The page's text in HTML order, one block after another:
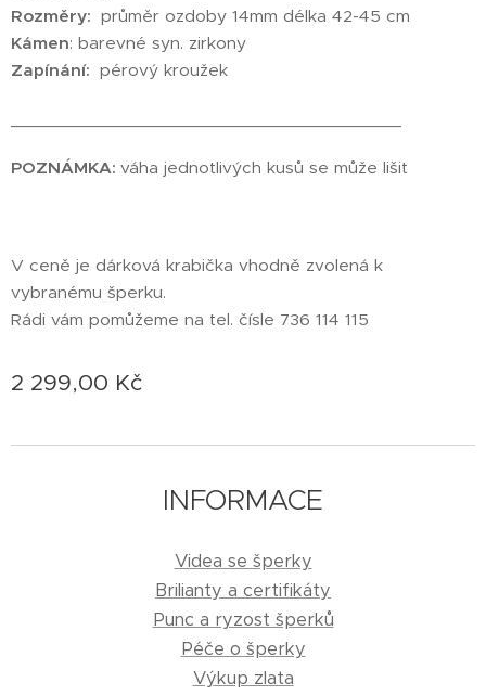
Rozměry: průměr ozdoby 14mm délka 42-45 cm
Kámen: barevné syn. zirkony
Zapínání: pérový kroužek
POZNÁMKA: váha jednotlivých kusů se může lišit
V ceně je dárková krabička vhodně zvolená k
vybranému šperku.
Rádi vám pomůžeme na tel. čísle 736 114 115
2 299,00 Kč
INFORMACE
Videa se šperky
Brilianty a certifikáty
Punc a ryzost šperků
Péče o šperky
Výkup zlata